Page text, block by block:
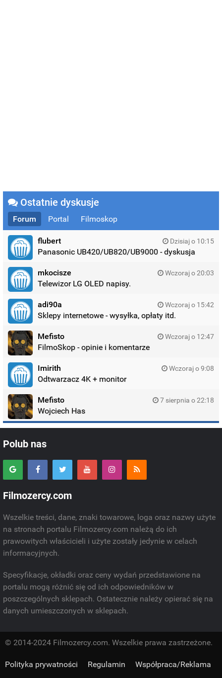
Ostatnie dyskusje
Forum Portal Filmoskop
flubert Dzisiaj o 10:15
Panasonic UB420/UB820/UB9000 - dyskusja
mkocisze Wczoraj o 20:03
Telewizor LG OLED napisy.
adi90a Wczoraj o 15:42
Sklepy internetowe - wysyłka, opłaty itd.
Mefisto Wczoraj o 12:47
FilmoSkop - opinie i komentarze
Imirith Wczoraj o 9:08
Odtwarzacz 4K + monitor
Mefisto 7 sierpnia o 22:18
Wojciech Has
Polub nas
Filmozercy.com
Wszelkie treści, dane, znaki towarowe, loga oraz nazwy użyte
na stronach portalu Filmozercy.com należą do ich
prawowitych właścicieli i użyte zostały jedynie w celach
informacyjnych.
Specyfikacje, okładki oraz ceny wydań przedstawione na
portalu mogą różnić się od ich odpowiedników w
poszczególnych sklepach. Ostatecznie należy opierać się na
danych umieszczonych w sklepach.
© 2014-2024 Filmozercy.com. Wszelkie prawa zastrzeżone.
Polityka prywatności Regulamin Współpraca/Reklama